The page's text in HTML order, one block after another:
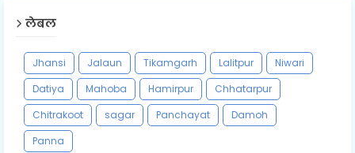
लेबल
Jhansi Jalaun Tikamgarh Lalitpur
Niwari
Datiya
Mahoba Hamirpur
Chhatarpur
Chitrakoot
sagar Panchayat
Damoh
Panna